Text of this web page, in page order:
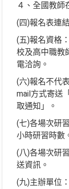
４、全國教師
(四)報名表連
(五)報名資格
校及高中職教
電洽詢。
(六)報名不代
mail方式寄送
取通知」。
(七)各場次研
小時研習時數
(八)各場次研
送資訊。
(九)主辦單位